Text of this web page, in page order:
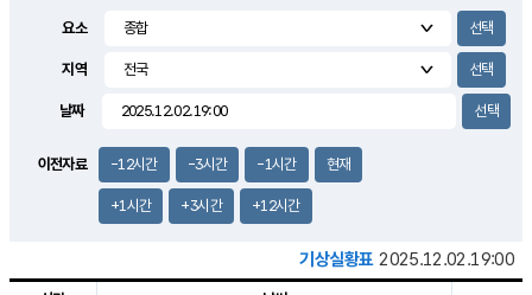
3.3m/s
요소
지역
날짜
이전자료 -12시간 -3시간 -1시간 현재
+1시간 +3시간 +12시간
기상실황표 2025.12.02.19:00